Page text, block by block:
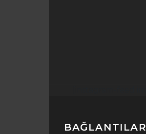
BAĞLANTILAR